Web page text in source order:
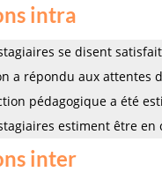
intra
se disent
a répondu aux attentes
pédagogique a été
estiment être
inter